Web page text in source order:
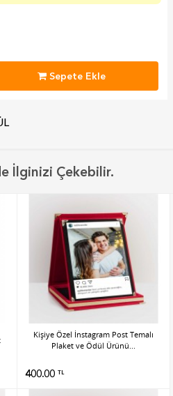
Sepete Ekle
İlginizi Çekebilir.
Kişiye Özel İnstagram Post Temalı
Plaket ve Ödül Ürünü...
400.00 TL